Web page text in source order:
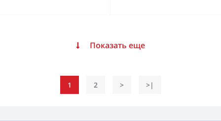
Показать еще
1 2 > >|